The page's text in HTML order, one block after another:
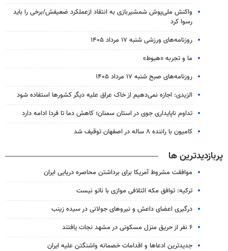
واکنش ملی‌پوش شمشیربازی به انتقاد ازعملکرد ضعیفش/برخی را باید
رسوا کرد
روزنامه‌های ورزشی شنبه ۱۷ مرداد ۱۴۰۵
ما و تجربه «هبوط»
روزنامه‌های صبح شنبه ۱۷ مرداد ۱۴۰۵
الزیدی: اجازه نمی‌دهیم از خاک عراق علیه دیگر کشورها استفاده شود
تداوم ناپایداری جوی در استان سمنان؛ کاهش دما تا فردا ادامه دارد
کامیون با راننده ۸ ساله در اصفهان توقیف شد
پربازدیدترین ها
موافقت مشروط آمریکا برای برداشتن محاصره دریایی ایران
ترکیه: توافق مکه ائتلافی موازی با ناتو نیست
درگیری اعضای داعش و نیروهای جولانی در سیده زینب
۶ نفر از حریق منزل مسکونی در مشهد نجات یافتند
جدیدترین ادعاها و اقدامات خصمانه واشنگتن علیه ایران